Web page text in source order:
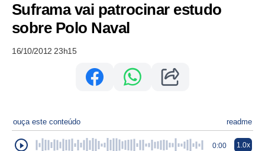
Suframa vai patrocinar estudo
sobre Polo Naval
16/10/2012 23h15
ouça este conteúdo readme
0:00 1.0x